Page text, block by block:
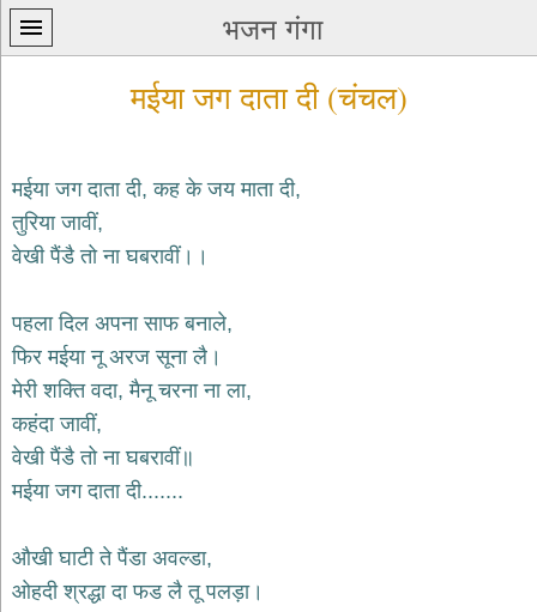
भजन गंगा
प्रथम
पन्ना
कृष्ण
भजन
krishna
bhajans
शिव
भजन
bhajans
भजन
hanuman
bhajans
मईया जग दाता दी (चंचल)
मईया जग दाता दी, कह के जय माता दी,
तुरिया जावीं,
वेखी पैंडै तो ना घबरावीं।।
पहला दिल अपना साफ बनाले,
फिर मईया नू अरज सूना लै।
मेरी शक्ति वदा, मैनू चरना ना ला,
कहंदा जावीं,
वेखी पैंडै तो ना घबरावीं॥
मईया जग दाता दी.......
औखी घाटी ते पैंडा अवल्डा,
ओहदी श्रद्धा दा फड लै तू पलड़ा।